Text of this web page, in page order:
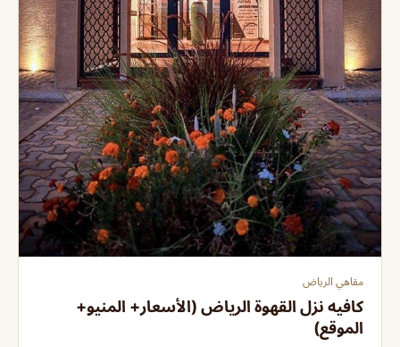
مقاهي الرياض
كافيه نزل القهوة الرياض (الأسعار+ المنيو+
الموقع)